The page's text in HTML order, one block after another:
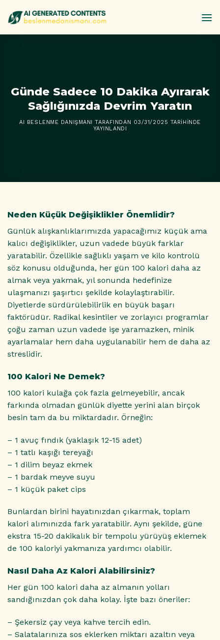
atla
Günde Sadece 10 Dakika Ayırarak
Sağlığınızda Devrim Yaratın
AI BESLENME DANIŞMANI TARAFINDAN 03/31/2025 TARIHINDE
YAYINLANDI
Neden Küçük Değişiklikler Önemlidir?
Günlük alışkanlıklarımızda yapacağımız küçük ama
kalıcı değişiklikler, uzun vadede büyük farklar
yaratabilir. Özellikle sağlıklı yaşam ve kilo kontrolü
söz konusu olduğunda, her gün 100 kalori daha az
almak veya yakmak, yıl sonunda hedefinize
ulaşmanızı şaşırtıcı şekilde kolaylaştırabilir.
Diyetlerde sürdürülebilirlik en büyük başarı
faktörüdür. Radikal kesintiler ve zorlayıcı programlar
çoğu zaman uzun vadede işe yaramazken, minik
ayarlamalar hem daha uygulanabilir hem de daha az
streslidir.
100 Kalori Ne Demek?
100 kalori kulağa çok fazla gelmeyebilir, ancak
farkında olmadan günlük diyette yerini alan birçok
besin tam da bu miktardadır. Örneğin:
– 1 avuç fındık (yaklaşık 12-15 adet)
– 1 tatlı kaşığı tereyağı
– 1 dilim beyaz ekmek
– 1 bardak meyve suyu
– 1 küçük paket cips
Bunlardan birini hayatınızdan çıkarmak, toplam
kalori alımınızda fark yaratabilir. Aynı şekilde, güne
ekstra 15-20 dakikalık bir tempolu yürüyüş eklemek
de 100 kaloriyi yakmanıza yardımcı olabilir.
Nasıl Daha Az Kalori Alabilirsiniz?
Her gün 100 kalori daha az almanın yolları
sandığınızdan çok daha kolay. İşte bazı öneriler:
– Şekersiz çay veya kahve tercih edin.
– Salatalarınıza sos eklerken miktarı azaltın veya